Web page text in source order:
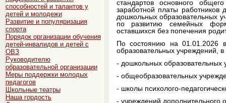
способностей и талантов у
детей и молодежи
Развитие и популяризация
спорта
Порядок организации обучения
детей-инвалидов и детей с
ОВЗ
Руководителю
образовательной организации
Меры поддержки молодых
педагогов
Школьные театры
Наша гордость
стандартов основного
заработной платы работников
дошкольных образовательных
по развитию семейных
оставшихся без попечения
По состоянию на 01.01.2026
образовательных учреждений,
- дошкольных образовательных
- общеобразовательных
- школы психолого-
- учреждений дополнительного